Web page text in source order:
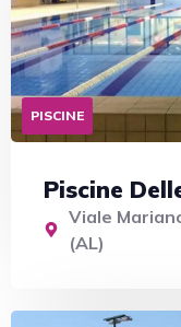
PISCINE
Piscine
Viale
(AL)